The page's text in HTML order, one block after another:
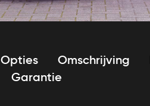
Opties Omschrijving
Garantie